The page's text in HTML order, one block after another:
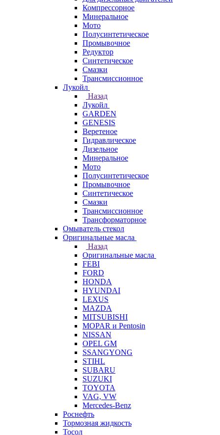
Компрессорное
Минеральное
Мото
Полусинтетическое
Промывочное
Редуктор
Синтетическое
Смазки
Трансмиссионное
Лукойл
Назад
Лукойл
GARDEN
GENESIS
Веретеное
Гидравлическое
Дизельное
Минеральное
Мото
Полусинтетическое
Промывочное
Синтетическое
Смазки
Трансмиссионное
Трансформаторное
Омыватель стекол
Оригинальные масла
Назад
Оригинальные масла
FEBI
FORD
HONDA
HYUNDAI
LEXUS
MAZDA
MITSUBISHI
MOPAR и Pentosin
NISSAN
OPEL GM
SSANGYONG
STIHL
SUBARU
SUZUKI
TOYOTA
VAG, VW
Мercedes-Benz
Роснефть
Тормозная жидкость
Тосол